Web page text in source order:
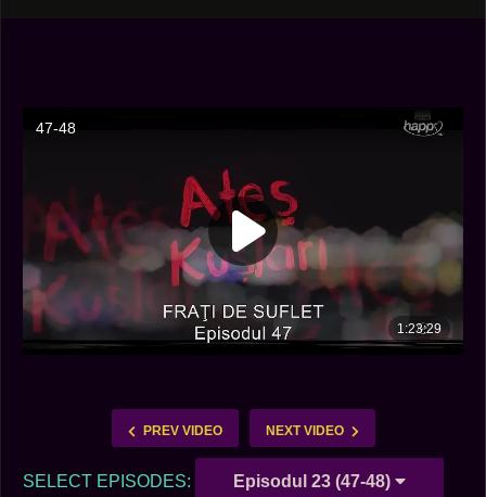
PREV VIDEO NEXT VIDEO
SELECT EPISODES: Episodul 23 (47-48)